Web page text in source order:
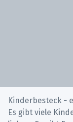
Kinderbesteck -
Es gibt viele